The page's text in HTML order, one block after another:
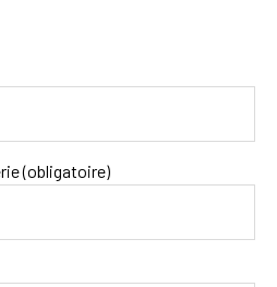
(obligatoire)